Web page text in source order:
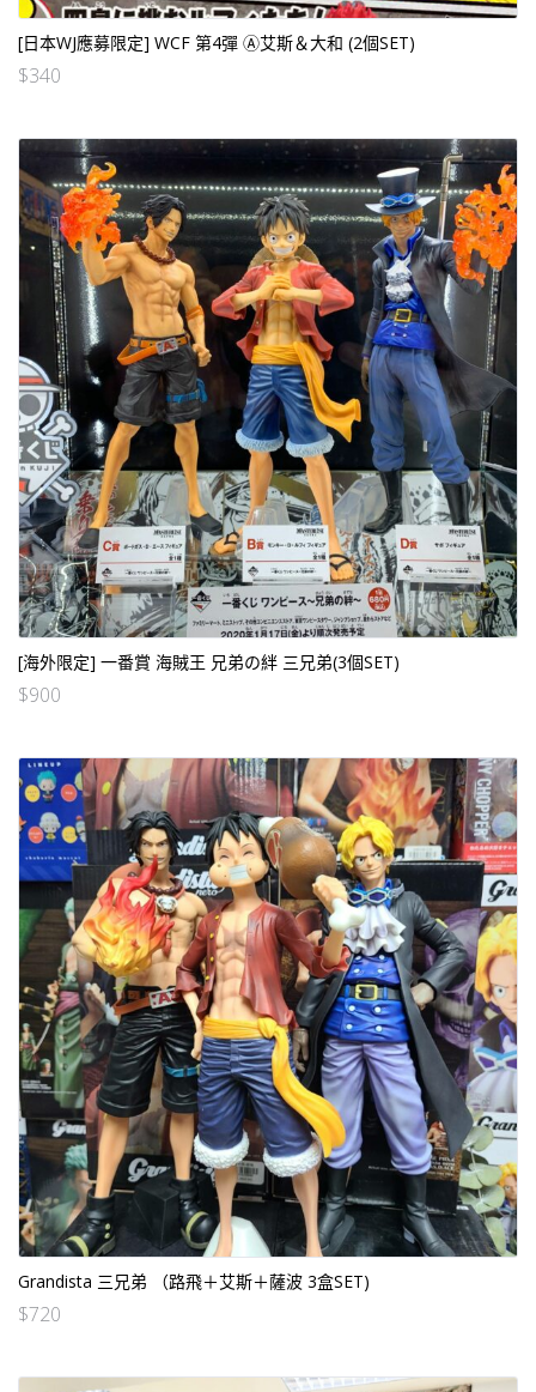
[日本WJ應募限定] WCF 第4彈 Ⓐ艾斯＆大和 (2個SET)
$340
[海外限定] 一番賞 海賊王 兄弟の絆 三兄弟(3個SET)
$900
Grandista 三兄弟 （路飛＋艾斯＋薩波 3盒SET)
$720